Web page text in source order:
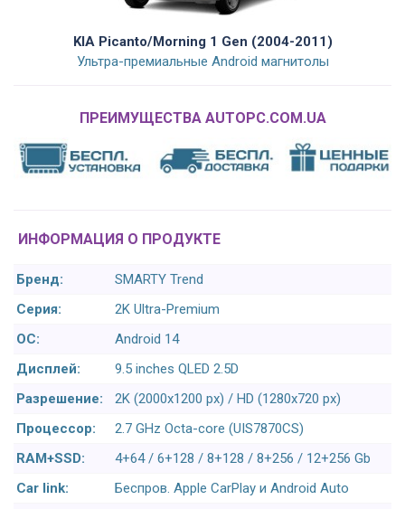
KIA Picanto/Morning 1 Gen (2004-2011)
Ультра-премиальные Android магнитолы
ПРЕИМУЩЕСТВА AUTOPC.COM.UA
ИНФОРМАЦИЯ О ПРОДУКТЕ
Бренд:
SMARTY Trend
Серия:
2K Ultra-Premium
ОС:
Android 14
Дисплей:
9.5 inches QLED 2.5D
Разрешение:
2K (2000x1200 px) / HD (1280x720 px)
Процессор:
2.7 GHz Octa-core (UIS7870CS)
RAM+SSD:
4+64 / 6+128 / 8+128 / 8+256 / 12+256 Gb
Car link:
Беспров. Apple CarPlay и Android Auto